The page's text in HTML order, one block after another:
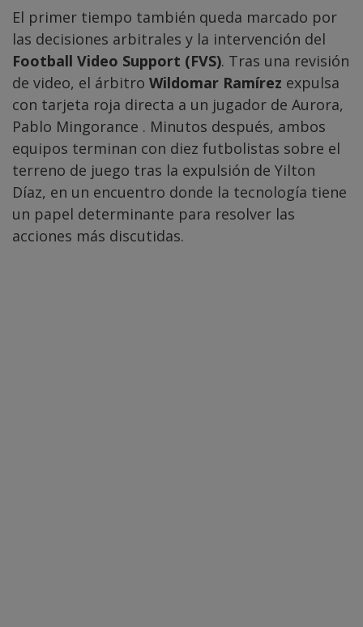
El primer tiempo también queda marcado por
las decisiones arbitrales y la intervención del
Football Video Support (FVS). Tras una revisión
de video, el árbitro Wildomar Ramírez expulsa
con tarjeta roja directa a un jugador de Aurora,
Pablo Mingorance . Minutos después, ambos
equipos terminan con diez futbolistas sobre el
terreno de juego tras la expulsión de Yilton
Díaz, en un encuentro donde la tecnología tiene
un papel determinante para resolver las
acciones más discutidas.